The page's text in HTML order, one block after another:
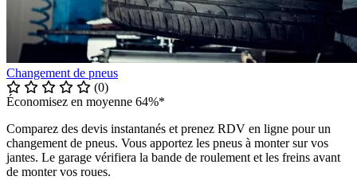
Changement de pneus
(0)
Économisez en moyenne 64%*
Comparez des devis instantanés et prenez RDV en ligne pour un
changement de pneus. Vous apportez les pneus à monter sur vos
jantes. Le garage vérifiera la bande de roulement et les freins avant
de monter vos roues.